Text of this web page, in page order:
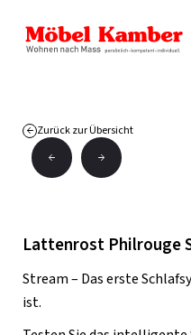
Zurück zur Übersicht
Lattenrost Philrouge
Stream – Das erste
ist.